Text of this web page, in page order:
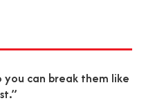
you can break them like